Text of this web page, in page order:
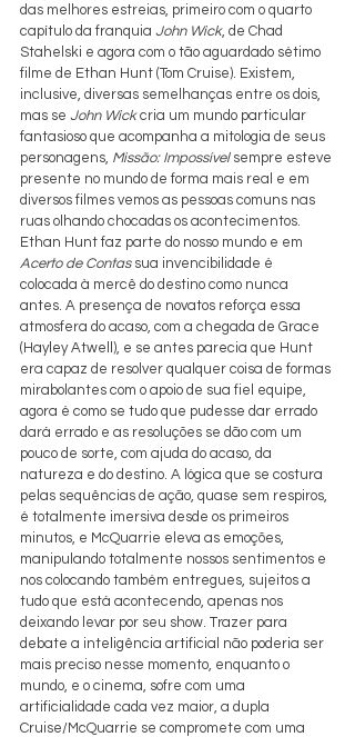
das melhores estreias, primeiro com o quarto
capítulo da franquia John Wick, de Chad
Stahelski e agora com o tão aguardado sétimo
filme de Ethan Hunt (Tom Cruise). Existem,
inclusive, diversas semelhanças entre os dois,
mas se John Wick cria um mundo particular
fantasioso que acompanha a mitologia de seus
personagens, Missão: Impossível sempre esteve
presente no mundo de forma mais real e em
diversos filmes vemos as pessoas comuns nas
ruas olhando chocadas os acontecimentos.
Ethan Hunt faz parte do nosso mundo e em
Acerto de Contas sua invencibilidade é
colocada à mercê do destino como nunca
antes. A presença de novatos reforça essa
atmosfera do acaso, com a chegada de Grace
(Hayley Atwell), e se antes parecia que Hunt
era capaz de resolver qualquer coisa de formas
mirabolantes com o apoio de sua fiel equipe,
agora é como se tudo que pudesse dar errado
dará errado e as resoluções se dão com um
pouco de sorte, com ajuda do acaso, da
natureza e do destino. A lógica que se costura
pelas sequências de ação, quase sem respiros,
é totalmente imersiva desde os primeiros
minutos, e McQuarrie eleva as emoções,
manipulando totalmente nossos sentimentos e
nos colocando também entregues, sujeitos a
tudo que está acontecendo, apenas nos
deixando levar por seu show. Trazer para
debate a inteligência artificial não poderia ser
mais preciso nesse momento, enquanto o
mundo, e o cinema, sofre com uma
artificialidade cada vez maior, a dupla
Cruise/McQuarrie se compromete com uma